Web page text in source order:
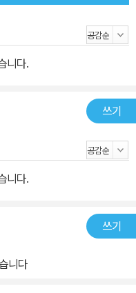
니다.
쓰기
니다.
쓰기
니다